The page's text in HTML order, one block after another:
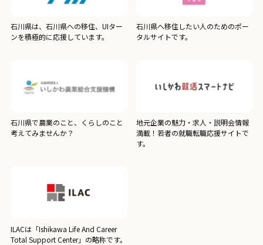
石川県は、石川県への移住、UIター
ンを積極的に応援しています。
石川県へ移住したい人のためのポー
タルサイトです。
石川県で農業のこと、くらしのこと
考えてみませんか？
地元企業の魅力・求人・説明会情報
満載！若者の就職転職応援サイトで
す。
ILACは「Ishikawa Life And Career
Total Support Center」の略称です。